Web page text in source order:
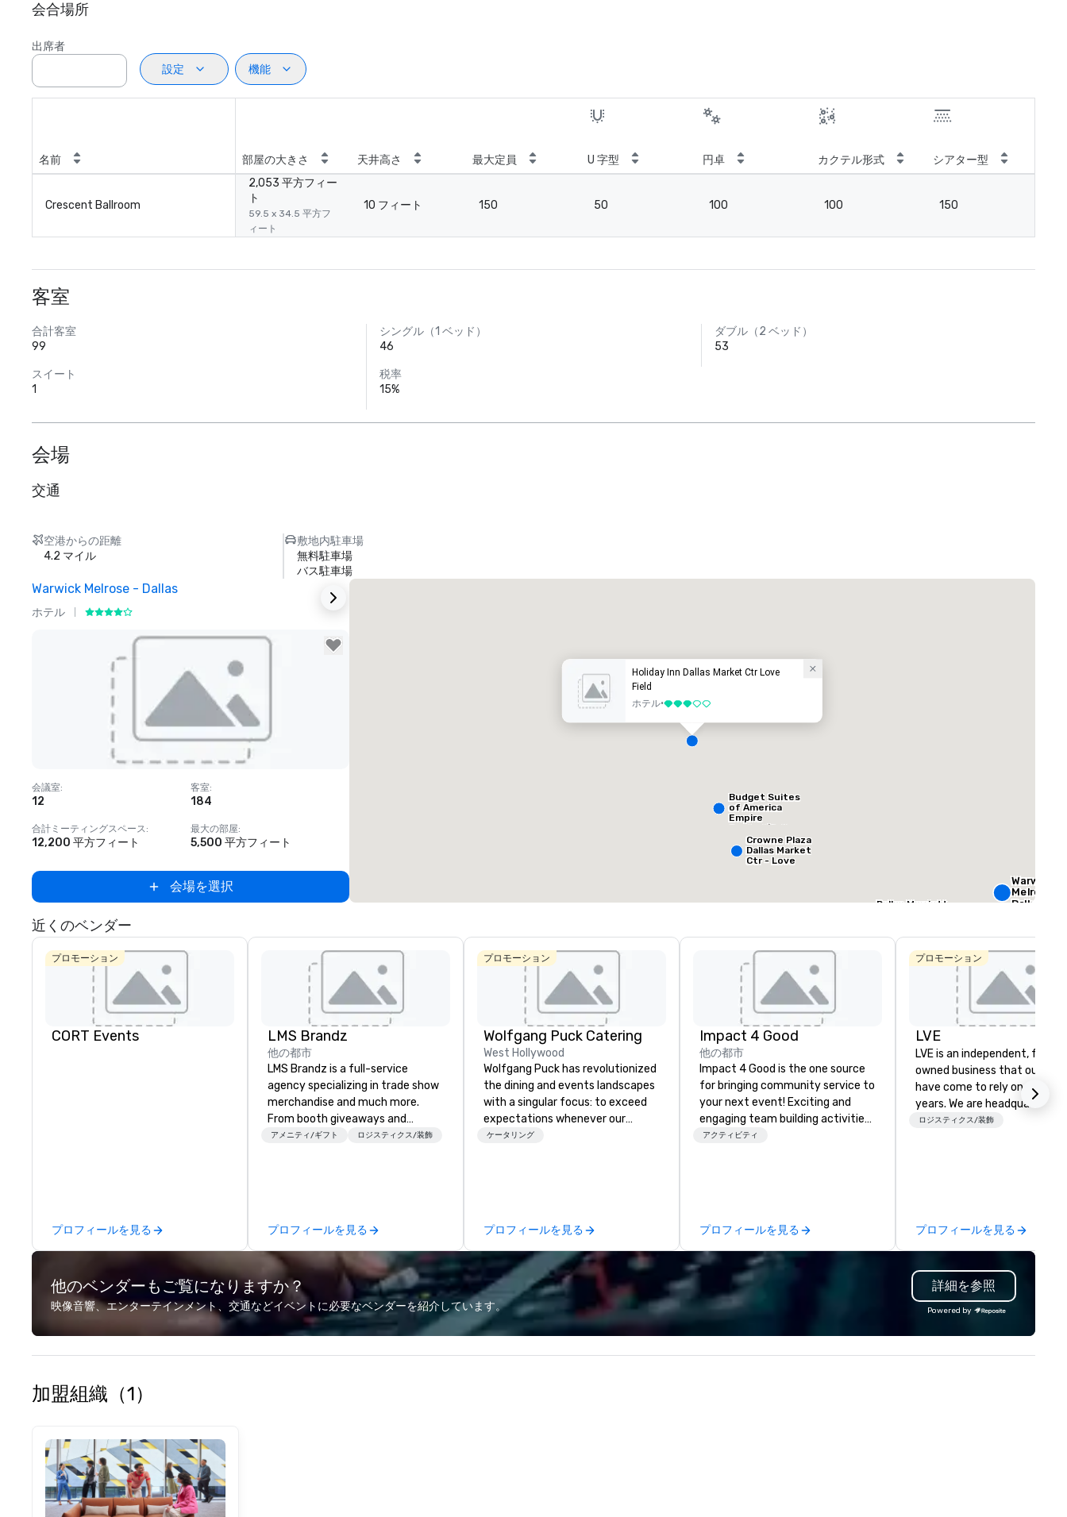
会合場所
出席者
設定
機能
名前 部屋の大きさ 天井高さ 最大定員 U 字型 円卓 カクテル形式 シアター型
Crescent Ballroom
2,053 平方フィー
ト
59.5 x 34.5 平方フ
ィート
10 フィート 150 50 100 100 150
客室
合計客室
99
シングル（1 ベッド）
46
ダブル（2 ベッド）
53
スイート
1
税率
15%
会場
交通
空港からの距離
4.2 マイル
敷地内駐車場
無料駐車場
バス駐車場
Warwick Melrose - Dallas
ホテル
Removed from favorites
会議室:
12
客室:
184
合計ミーティングスペース:
12,200 平方フィート
最大の部屋:
5,500 平方フィート
会場を選択
1,144 平方フィート
Holiday Inn Dallas Market Ctr Love
Field
ホテル•5 中の 3
Warwick
Melrose -
Dallas
Crowne Plaza
Dallas Market
Ctr - Love
Medical/Market
Center
Dallas Marriott
Center
Budget Suites
of America
Empire
Central/Dallas
近くのベンダー
プロモーション
CORT Events
プロフィールを見る
LMS Brandz
他の都市
LMS Brandz is a full-service
agency specializing in trade show
merchandise and much more.
From booth giveaways and
branded apparel to executive
choose from, our 20+ years of
industry experience and
commitment to exceptional
customer service set us apart. We
deliver smart, reliable solutions
designed to make the end-user
experience seamless from start
to finish. We are also a certified
アメニティ/ギフト ロジスティクス/装飾
プロフィールを見る
プロモーション
Wolfgang Puck Catering
West Hollywood
Wolfgang Puck has revolutionized
the dining and events landscapes
with a singular focus: to exceed
expectations whenever our
guests gather for a meal.
team continues to set the
standard for culinary excellence,
bringing Wolfgang’s legendary
combination of innovative cuisine
and refined service to the worlds’
most renowned and demanding
corporate, cultural and
entertainment clients.
ケータリング
プロフィールを見る
Impact 4 Good
他の都市
Impact 4 Good is the one source
for bringing community service to
your next event! Exciting and
engaging team building activities
are just part of what we offer. Let
initial request through the day of
your event, Impact 4 Good
handles all the details. Where are
we? Nationwide and abroad, our
local team’s got you covered. Got
your philanthropic values into
action. Short on time? Activities
アクティビティ
プロフィールを見る
プロモーション
LVE
LVE is an independent, family
owned business that our
have come to rely on for
years. We are headquartered
Las Vegas and have satellite
contracting, custom exhibit
building, graphic design,
and logistics. We are able to
troubleshoot any problem
our extensive knowledge and
implement the right
ロジスティクス/装飾
プロフィールを見る
他のベンダーもご覧になりますか？
映像音響、エンターテインメント、交通などイベントに必要なベンダーを紹介しています。
詳細を参照
Powered by
加盟組織（1）